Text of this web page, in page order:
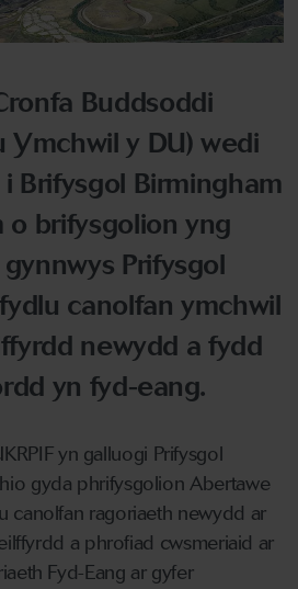
Buddsoddi
Ymchwil y DU) wedi
Brifysgol Birmingham
o brifysgolion yng
Prifysgol
canolfan ymchwil
newydd a fydd
yn fyd-eang.
yn galluogi Prifysgol
gyda phrifysgolion Abertawe
canolfan ragoriaeth newydd ar
a phrofiad cwsmeriaid ar
Fyd-Eang ar gyfer